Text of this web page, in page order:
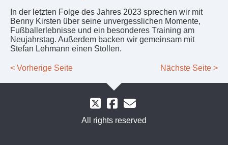
In der letzten Folge des Jahres 2023 sprechen wir mit
Benny Kirsten über seine unvergesslichen Momente,
Fußballerlebnisse und ein besonderes Training am
Neujahrstag. Außerdem backen wir gemeinsam mit
Stefan Lehmann einen Stollen.
< Vorherige Seite Nächste Seite >
All rights reserved